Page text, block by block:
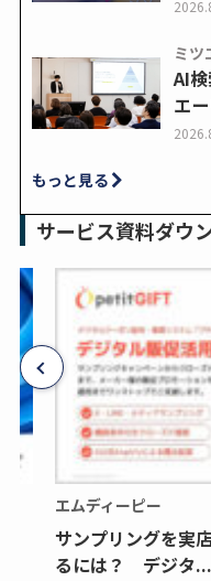
ミツ
AI
エ
もっと見る
サービス資料ダウ
エムディーピー
サンプリングを実
るには？ デジタ...